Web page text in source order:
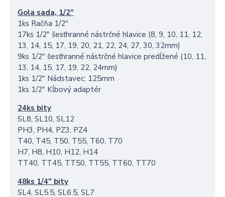
Gola sada, 1/2"
1ks Račňa 1/2"
17ks 1/2" šesťhranné nástrčné hlavice (8, 9, 10, 11, 12,
13, 14, 15, 17, 19, 20, 21, 22, 24, 27, 30, 32mm)
9ks 1/2" šesťhranné nástrčné hlavice predĺžené (10, 11,
13, 14, 15, 17, 19, 22, 24mm)
1ks 1/2" Nádstavec: 125mm
1ks 1/2" Kĺbový adaptér
24ks bity
SL8, SL10, SL12
PH3, PH4, PZ3, PZ4
T40, T45, T50, T55, T60, T70
H7, H8, H10, H12, H14
TT40, TT45, TT50, TT55, TT60, TT70
48ks 1/4" bity
SL4, SL5.5, SL6.5, SL7